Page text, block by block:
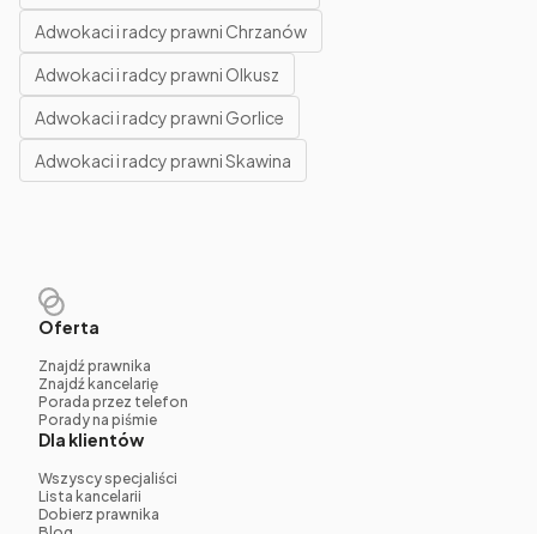
Adwokaci i radcy prawni Chrzanów
Adwokaci i radcy prawni Olkusz
Adwokaci i radcy prawni Gorlice
Adwokaci i radcy prawni Skawina
Oferta
Znajdź prawnika
Znajdź kancelarię
Porada przez telefon
Porady na piśmie
Dla klientów
Wszyscy specjaliści
Lista kancelarii
Dobierz prawnika